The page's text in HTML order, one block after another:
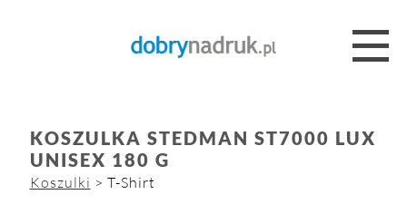
KOSZULKA STEDMAN ST7000 LUX
UNISEX 180 G
Koszulki > T-Shirt